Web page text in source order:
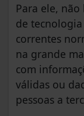
Para ele,
de
correntes
na grande
com
válidas ou
pessoas a